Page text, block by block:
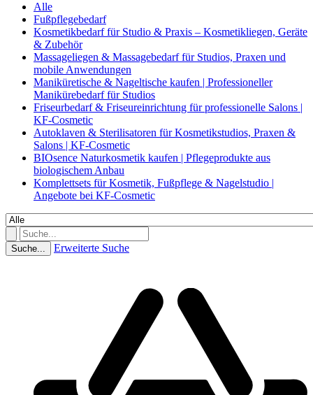
Alle
Fußpflegebedarf
Kosmetikbedarf für Studio & Praxis – Kosmetikliegen, Geräte
& Zubehör
Massageliegen & Massagebedarf für Studios, Praxen und
mobile Anwendungen
Maniküretische & Nageltische kaufen | Professioneller
Manikürebedarf für Studios
Friseurbedarf & Friseureinrichtung für professionelle Salons |
KF-Cosmetic
Autoklaven & Sterilisatoren für Kosmetikstudios, Praxen &
Salons | KF-Cosmetic
BIOsence Naturkosmetik kaufen | Pflegeprodukte aus
biologischem Anbau
Komplettsets für Kosmetik, Fußpflege & Nagelstudio |
Angebote bei KF-Cosmetic
Suche... Erweiterte Suche